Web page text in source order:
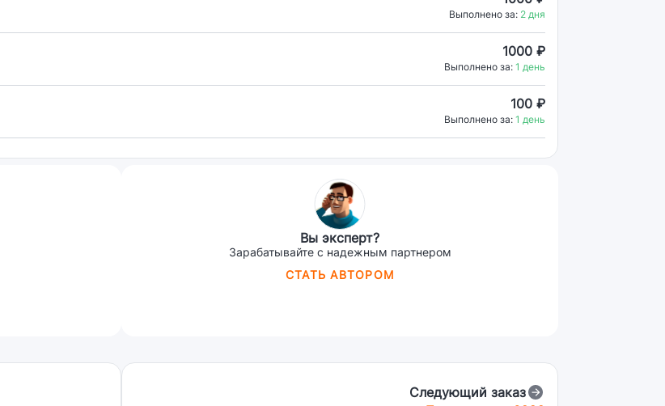
Выполнено за: 2 дня
1000 ₽
Выполнено за: 1 день
100 ₽
Выполнено за: 1 день
Вы эксперт?
Зарабатывайте с надежным партнером
СТАТЬ АВТОРОМ
Следующий заказ